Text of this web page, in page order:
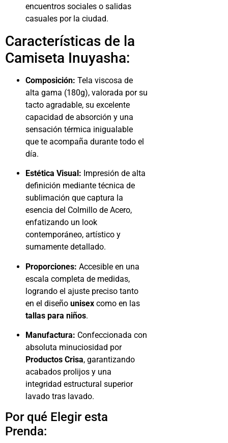
encuentros sociales o salidas
casuales por la ciudad.
Características de la
Camiseta Inuyasha:
Composición: Tela viscosa de
alta gama (180g), valorada por su
tacto agradable, su excelente
capacidad de absorción y una
sensación térmica inigualable
que te acompaña durante todo el
día.
Estética Visual: Impresión de alta
definición mediante técnica de
sublimación que captura la
esencia del Colmillo de Acero,
enfatizando un look
contemporáneo, artístico y
sumamente detallado.
Proporciones: Accesible en una
escala completa de medidas,
logrando el ajuste preciso tanto
en el diseño unisex como en las
tallas para niños.
Manufactura: Confeccionada con
absoluta minuciosidad por
Productos Crisa, garantizando
acabados prolijos y una
integridad estructural superior
lavado tras lavado.
Por qué Elegir esta
Prenda: